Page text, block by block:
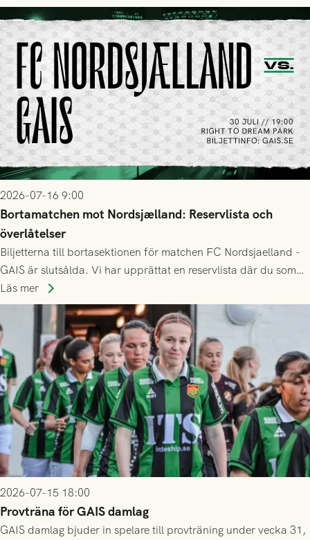
2026-07-16 9:00
Bortamatchen mot Nordsjælland: Reservlista och
överlåtelser
Biljetterna till bortasektionen för matchen FC Nordsjaelland -
GAIS är slutsålda. Vi har upprättat en reservlista där du som
ännu inte har någon biljett kan anmäla ditt intresse. Du kan
inte själv överlåta din biljett till någon annan.
Läs mer
2026-07-15 18:00
Provträna för GAIS damlag
GAIS damlag bjuder in spelare till provträning under vecka 31,